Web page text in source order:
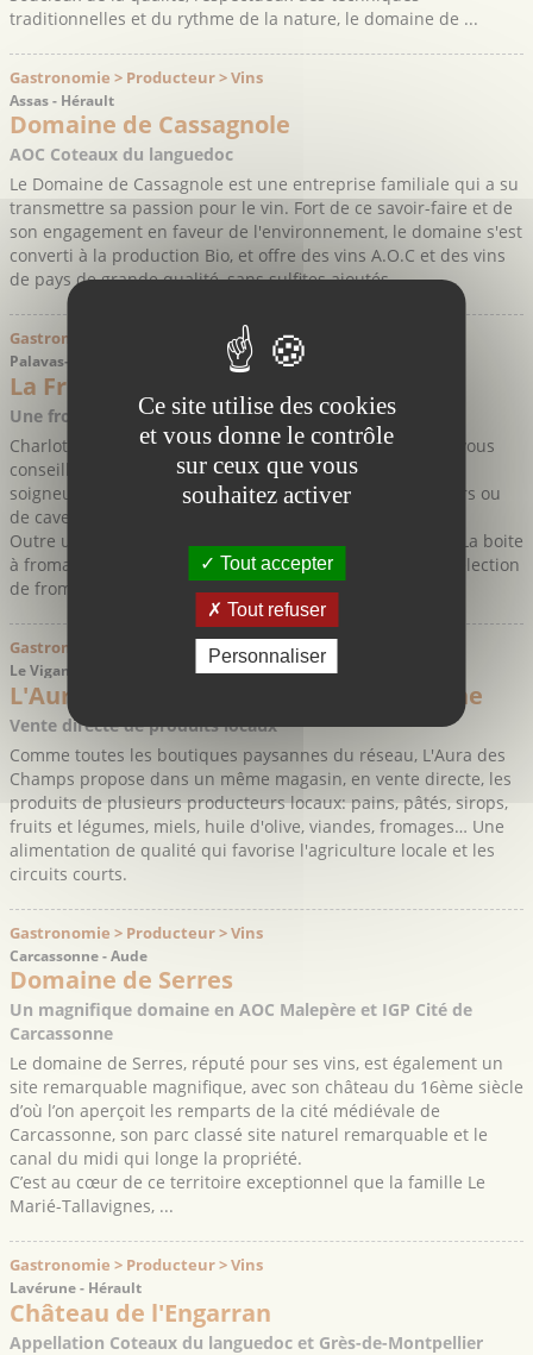
traditionnelles et du rythme de la nature, le domaine de ...
Gastronomie > Producteur > Vins
Assas - Hérault
Domaine de Cassagnole
AOC Coteaux du languedoc
Le Domaine de Cassagnole est une entreprise familiale qui a su
transmettre sa passion pour le vin. Fort de ce savoir-faire et de
son engagement en faveur de l'environnement, le domaine s'est
converti à la production Bio, et offre des vins A.O.C et des vins
de pays de grande qualité, sans sulfites ajoutés.
Gastronomie > Commerce > Fromager
Palavas-les-Flots - Hérault
La Fromagerie Palavasienne
Une fromagerie réputée, tenue par des passionnés
Charlotte et Thomas vous accueillent avec chaleur pour vous
conseiller sur leurs nombreuses références de fromages
soigneusement sélectionnés auprès de petits producteurs ou
de caves d’affinages.
Outre un bel éventail des principaux fromages français, La boite
à fromage saura également vous séduire avec sa belle sélection
de fromages de chèvres et de brebis régionaux.
Gastronomie > Commerce > Produits Régionaux
Le Vigan - Gard
L'Aura des Champs - Boutique Paysanne
Vente directe de produits locaux
Comme toutes les boutiques paysannes du réseau, L'Aura des
Champs propose dans un même magasin, en vente directe, les
produits de plusieurs producteurs locaux: pains, pâtés, sirops,
fruits et légumes, miels, huile d'olive, viandes, fromages… Une
alimentation de qualité qui favorise l'agriculture locale et les
circuits courts.
Gastronomie > Producteur > Vins
Carcassonne - Aude
Domaine de Serres
Un magnifique domaine en AOC Malepère et IGP Cité de
Carcassonne
Le domaine de Serres, réputé pour ses vins, est également un
site remarquable magnifique, avec son château du 16ème siècle
d’où l’on aperçoit les remparts de la cité médiévale de
Carcassonne, son parc classé site naturel remarquable et le
canal du midi qui longe la propriété.
C’est au cœur de ce territoire exceptionnel que la famille Le
Marié-Tallavignes, ...
Gastronomie > Producteur > Vins
Lavérune - Hérault
Château de l'Engarran
Appellation Coteaux du languedoc et Grès-de-Montpellier
Ce site utilise des cookies
et vous donne le contrôle
sur ceux que vous
souhaitez activer
Tout accepter
Tout refuser
Personnaliser